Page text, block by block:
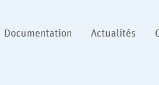
Documentation Actualités